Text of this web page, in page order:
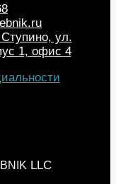
Ступино, ул.
1, офис 4
LLC